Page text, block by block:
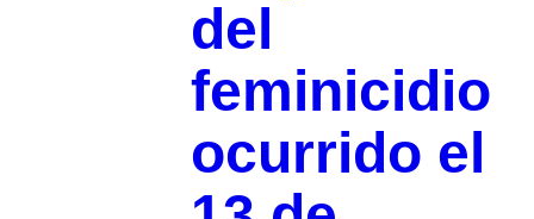
del
feminicidio
ocurrido el